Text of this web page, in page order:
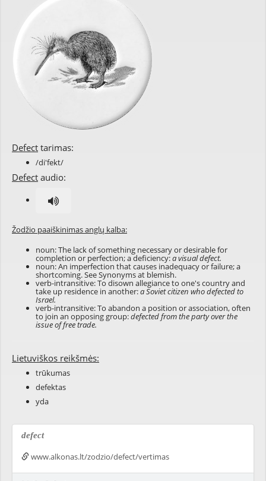
Defect tarimas:
/di'fekt/
Defect audio:
Žodžio paaiškinimas anglų kalba:
noun: The lack of something necessary or desirable for
completion or perfection; a deficiency:a visual defect.
noun: An imperfection that causes inadequacy or failure; a
shortcoming. See Synonyms at blemish.
verb-intransitive: To disown allegiance to one's country and
take up residence in another:a Soviet citizen who defected to
Israel.
verb-intransitive: To abandon a position or association, often
to join an opposing group:defected from the party over the
issue of free trade.
Lietuviškos reikšmės:
trūkumas
defektas
yda
defect
www.alkonas.lt/zodzio/defect/vertimas